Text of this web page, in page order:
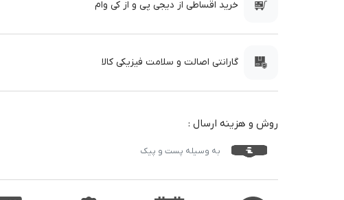
خرید اقساطی از دیجی پی و از کی وام
گارانتی اصالت و سلامت فیزیکی کالا
روش و هزینه ارسال :
به وسیله پست و پیک